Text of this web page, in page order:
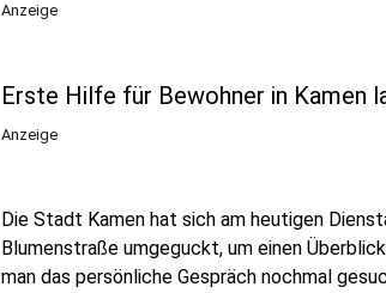
Anzeige
Erste Hilfe für Bewohner in Kamen
Anzeige
Die Stadt Kamen hat sich am heutigen
Blumenstraße umgeguckt, um einen
man das persönliche Gespräch nochmal